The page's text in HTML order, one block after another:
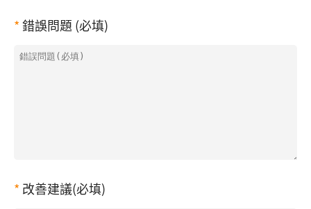
錯誤問題 (必填)
改善建議(必填)